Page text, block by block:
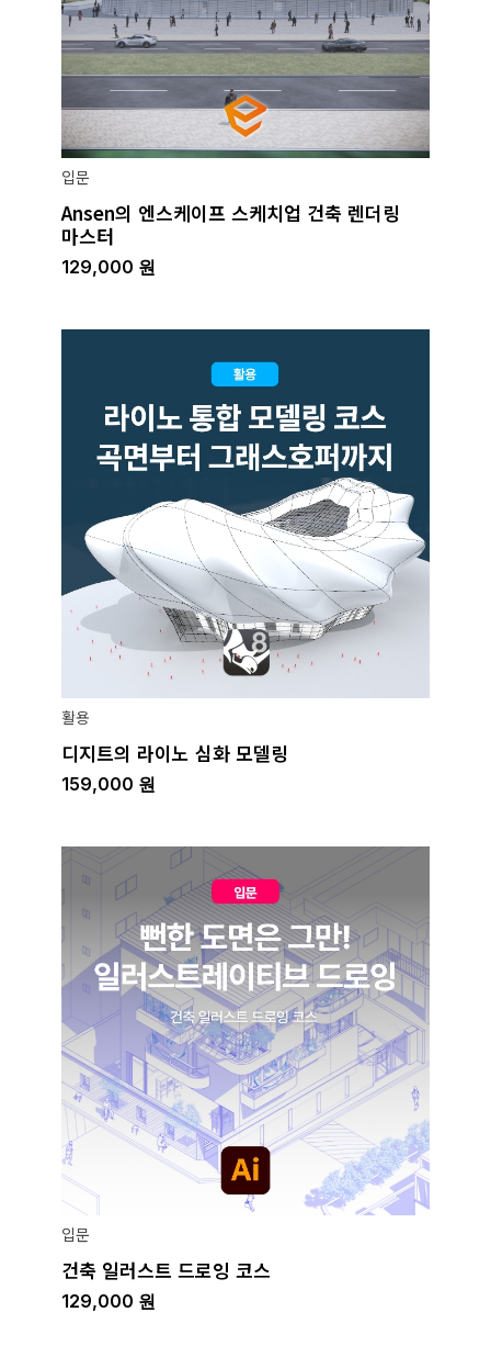
입문
Ansen의 엔스케이프 스케치업 건축 렌더링
마스터
129,000 원
활용
디지트의 라이노 심화 모델링
159,000 원
입문
건축 일러스트 드로잉 코스
129,000 원